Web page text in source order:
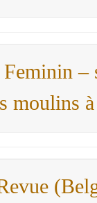
–
moulins